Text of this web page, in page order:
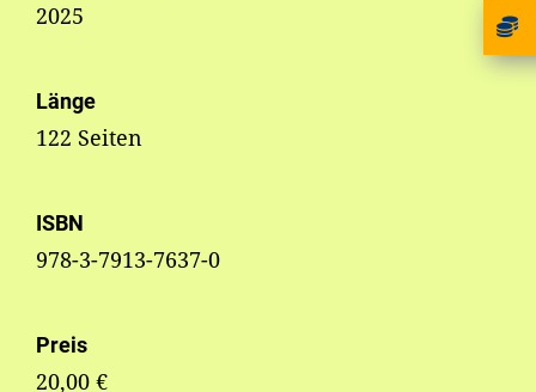
2025
Länge
122 Seiten
ISBN
978-3-7913-7637-0
Preis
20,00 €